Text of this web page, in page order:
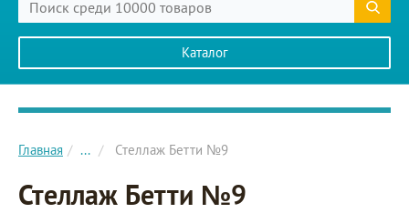
Каталог
Главное меню сайта
Главная ... Стеллаж Бетти №9
Стеллаж Бетти №9